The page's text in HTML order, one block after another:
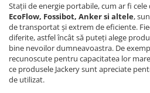
Stații de energie portabile, cum ar fi cele
EcoFlow, Fossibot, Anker si altele,
de transportat și extrem de eficiente.
diferite, astfel încât să puteți alege
bine nevoilor dumneavoastra. De
recunoscute pentru capacitatea lor
ce produsele Jackery sunt apreciate
de utilizat.